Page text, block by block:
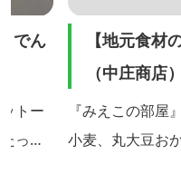
でん
トー
っぷ
【地元食材
（中庄商店）
『みえこの部屋
小麦、丸大豆お